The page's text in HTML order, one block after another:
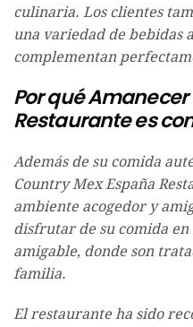
culinaria. Los clientes
una variedad de bebidas
complementan
Por qué
Restaurante es
Además de su comida
Country Mex España
ambiente acogedor y
disfrutar de su comida
amigable, donde son
familia.
El restaurante ha sido